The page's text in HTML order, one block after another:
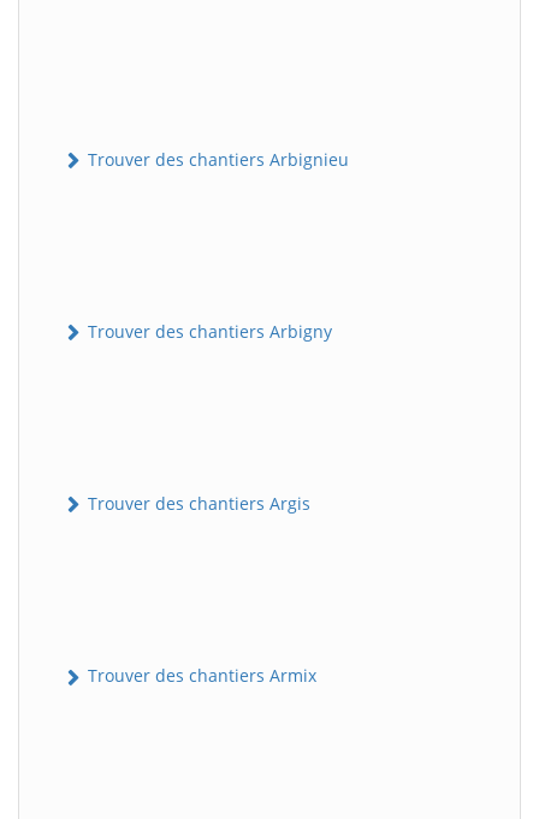
Trouver des chantiers Arbignieu
Trouver des chantiers Arbigny
Trouver des chantiers Argis
Trouver des chantiers Armix